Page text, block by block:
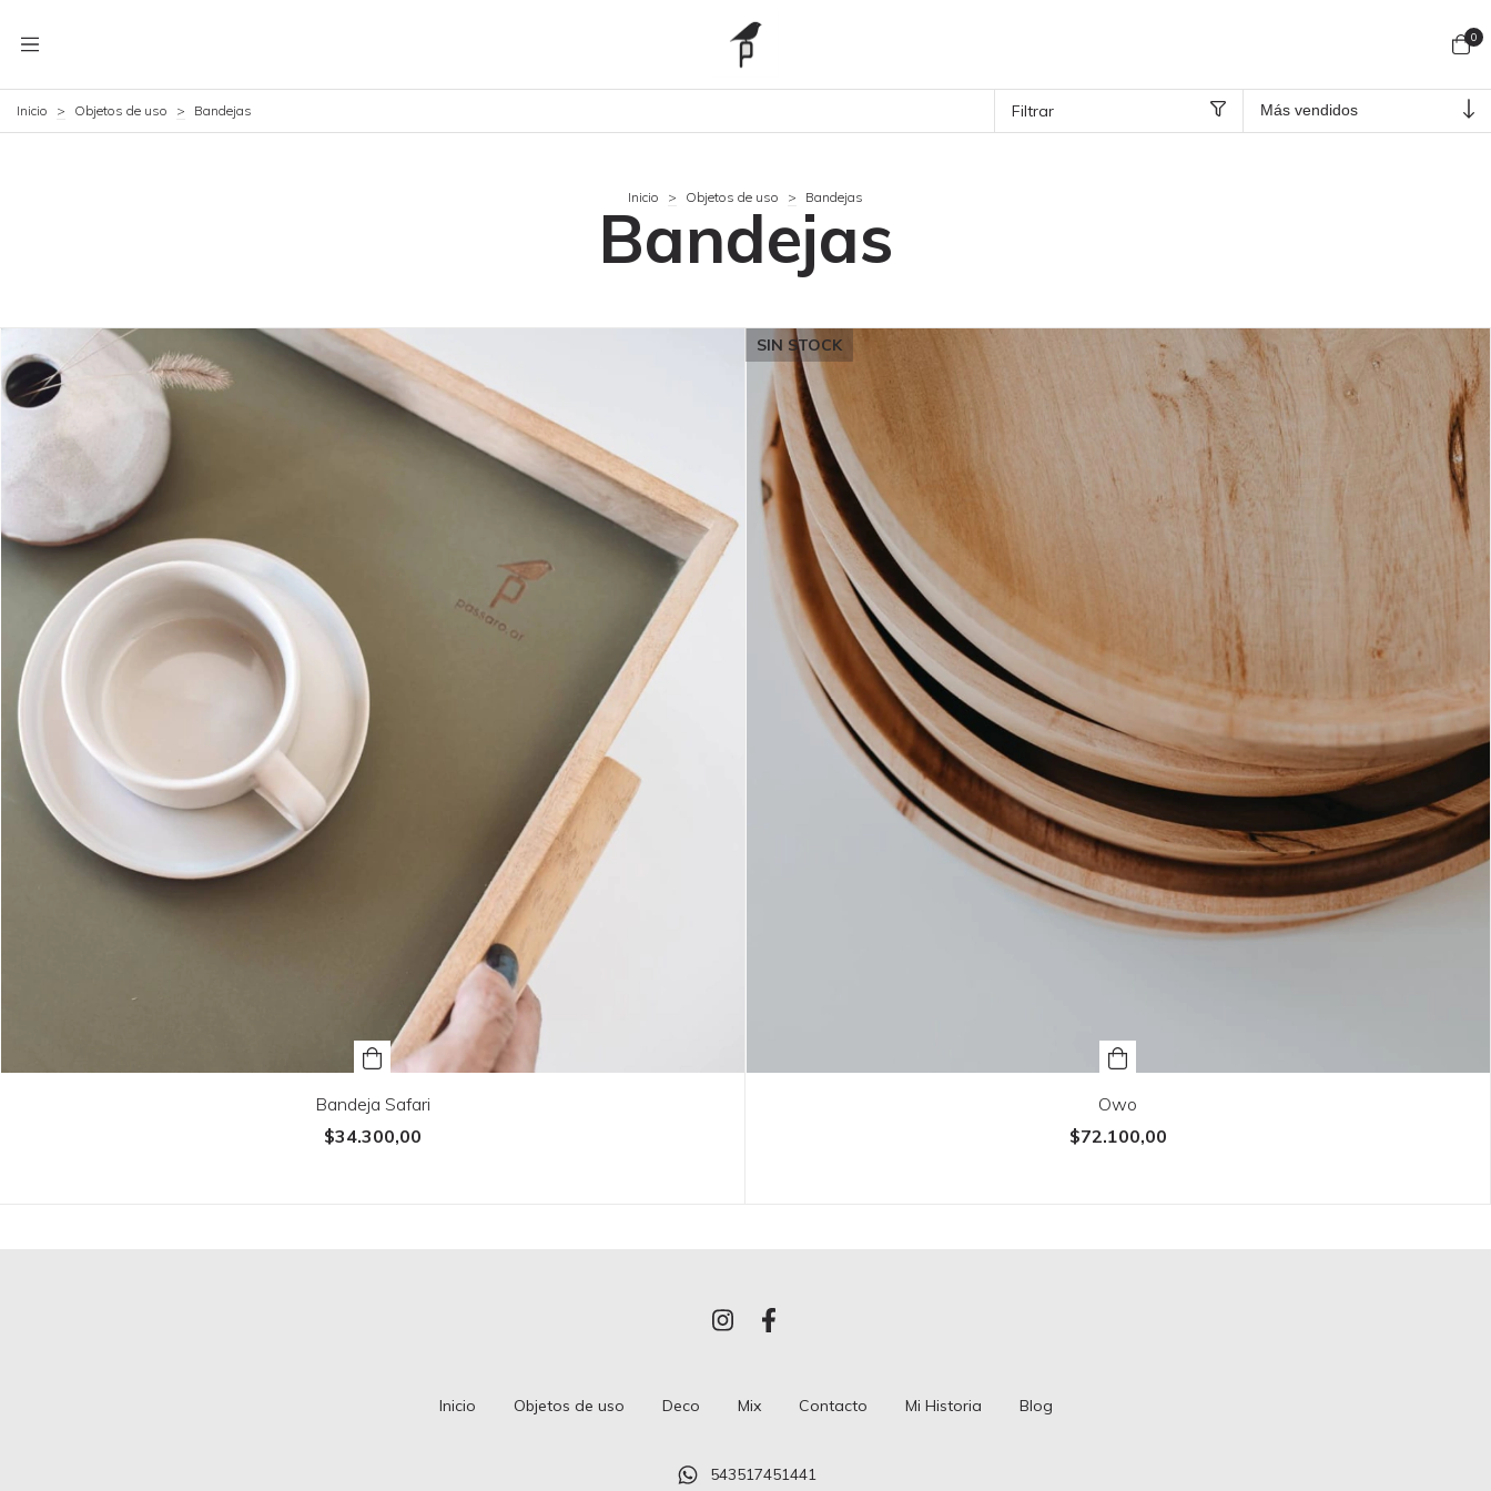
0
Inicio > Objetos de uso > Bandejas Filtrar
Inicio > Objetos de uso > Bandejas
Bandejas
Bandeja Safari
$34.300,00
SIN STOCK
Owo
$72.100,00
Inicio Objetos de uso Deco Mix Contacto Mi Historia Blog
543517451441